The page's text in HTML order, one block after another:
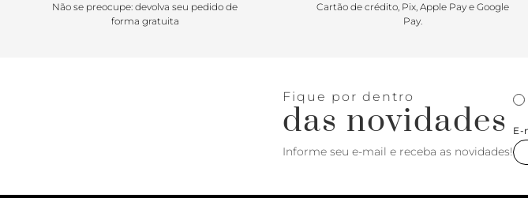
Não se preocupe: devolva seu pedido de
forma gratuita
Cartão de crédito, Pix, Apple Pay e Google
Pay.
Fique por dentro
das novidades
Informe seu e-mail e receba as novidades!
E-